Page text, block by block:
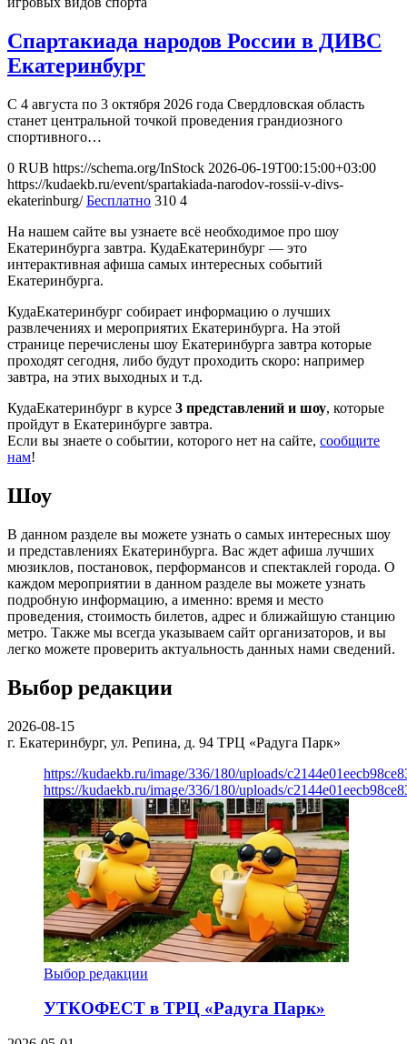
Спартакиада народов России в ДИВС
Екатеринбург
С 4 августа по 3 октября 2026 года Свердловская область
станет центральной точкой проведения грандиозного
спортивного…
0 RUB https://schema.org/InStock 2026-06-19T00:15:00+03:00
https://kudaekb.ru/event/spartakiada-narodov-rossii-v-divs-
ekaterinburg/ Бесплатно 310 4
На нашем сайте вы узнаете всё необходимое про шоу
Екатеринбурга завтра. КудаЕкатеринбург — это
интерактивная афиша самых интересных событий
Екатеринбурга.
КудаЕкатеринбург собирает информацию о лучших
развлечениях и мероприятих Екатеринбурга. На этой
странице перечислены шоу Екатеринбурга завтра которые
проходят сегодня, либо будут проходить скоро: например
завтра, на этих выходных и т.д.
КудаЕкатеринбург в курсе 3 представлений и шоу, которые
пройдут в Екатеринбурге завтра.
Если вы знаете о событии, которого нет на сайте, сообщите
нам!
Шоу
В данном разделе вы можете узнать о самых интересных шоу
и представлениях Екатеринбурга. Вас ждет афиша лучших
мюзиклов, постановок, перформансов и спектаклей города. О
каждом мероприятии в данном разделе вы можете узнать
подробную информацию, а именно: время и место
проведения, стоимость билетов, адрес и ближайшую станцию
метро. Также мы всегда указываем сайт организаторов, и вы
легко можете проверить актуальность данных нами сведений.
Выбор редакции
2026-08-15
г. Екатеринбург, ул. Репина, д. 94 ТРЦ «Радуга Парк»
https://kudaekb.ru/image/336/180/uploads/
https://kudaekb.ru/image/336/180/uploads/
Выбор редакции
УТКОФЕСТ в ТРЦ «Радуга Парк»